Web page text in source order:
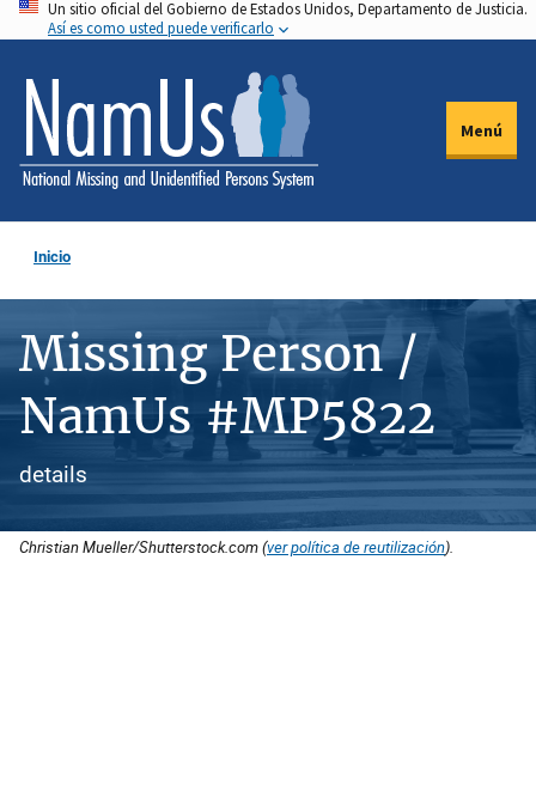
Pasar
al
contenido
principal
Un sitio oficial del Gobierno de Estados Unidos, Departamento de Justicia.
Así es como usted puede verificarlo
Menú
Inicio
Missing Person /
NamUs #MP5822
details
Christian Mueller/Shutterstock.com (ver política de reutilización).